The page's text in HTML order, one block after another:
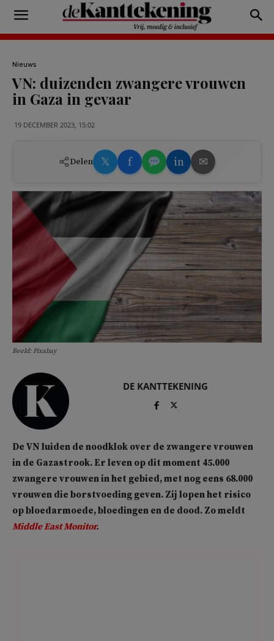
Nieuws
VN: duizenden zwangere vrouwen
in Gaza in gevaar
19 DECEMBER 2023, 15:02
Delen 𝕏 f in ✉
Beeld: Pixabay
DE KANTTEKENING
De VN luiden de noodklok over de zwangere vrouwen
in de Gazastrook. Er leven op dit moment 45.000
zwangere vrouwen in het gebied, met nog eens 68.000
vrouwen die borstvoeding geven. Zij lopen het risico
op bloedarmoede, bloedingen en de dood. Zo meldt
Middle East Monitor.